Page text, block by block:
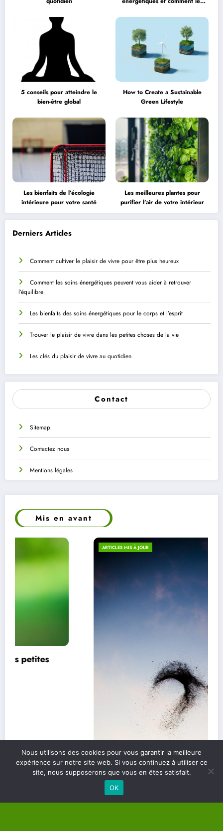
5 conseils pour atteindre le
bien-être global
How to Create a Sustainable
Green Lifestyle
Les bienfaits de l’écologie
intérieure pour votre santé
Les meilleures plantes pour
purifier l’air de votre intérieur
Derniers Articles
Comment cultiver le plaisir de vivre pour être plus heureux
Comment les soins énergétiques peuvent vous aider à retrouver
l’équilibre
Les bienfaits des soins énergétiques pour le corps et l’esprit
Trouver le plaisir de vivre dans les petites choses de la vie
Les clés du plaisir de vivre au quotidien
Contact
Sitemap
Contactez nous
Mentions légales
Mis en avant
Nous utilisons des cookies pour vous garantir la meilleure
expérience sur notre site web. Si vous continuez à utiliser ce
site, nous supposerons que vous en êtes satisfait.
OK